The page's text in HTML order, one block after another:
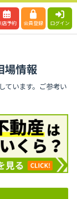
店予約 会員登録 ログイン
場情報
ています。ご参考い